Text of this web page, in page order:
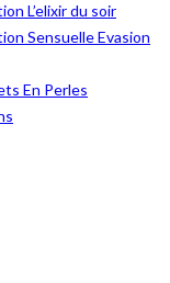
L’elixir du soir
Sensuelle Evasion
En Perles